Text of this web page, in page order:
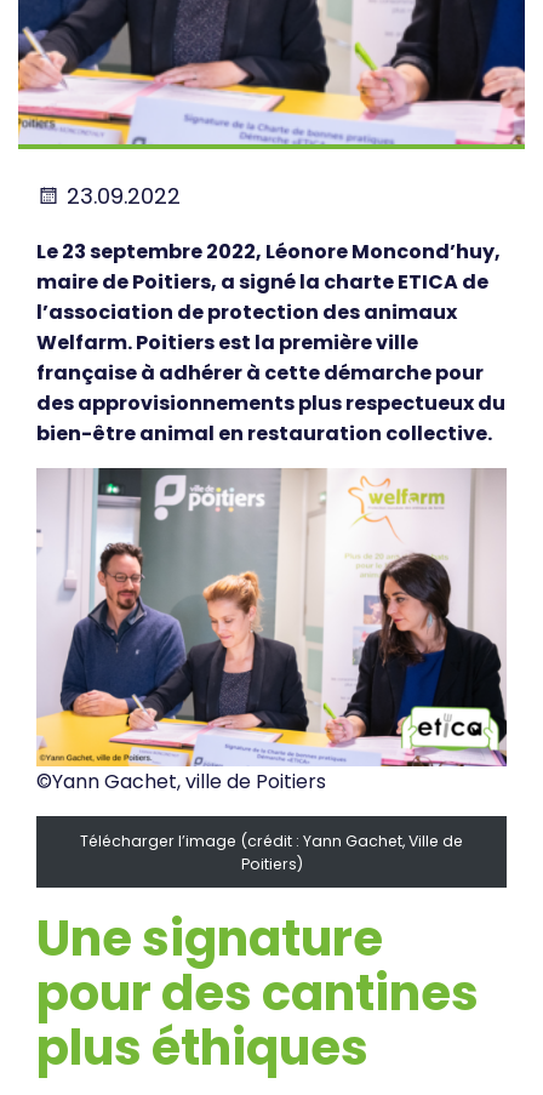
23.09.2022
Le 23 septembre 2022, Léonore Moncond’huy,
maire de Poitiers, a signé la charte ETICA de
l’association de protection des animaux
Welfarm. Poitiers est la première ville
française à adhérer à cette démarche pour
des approvisionnements plus respectueux du
bien-être animal en restauration collective.
©Yann Gachet, ville de Poitiers
Télécharger l’image (crédit : Yann Gachet, Ville de
Poitiers)
Une signature
pour des cantines
plus éthiques